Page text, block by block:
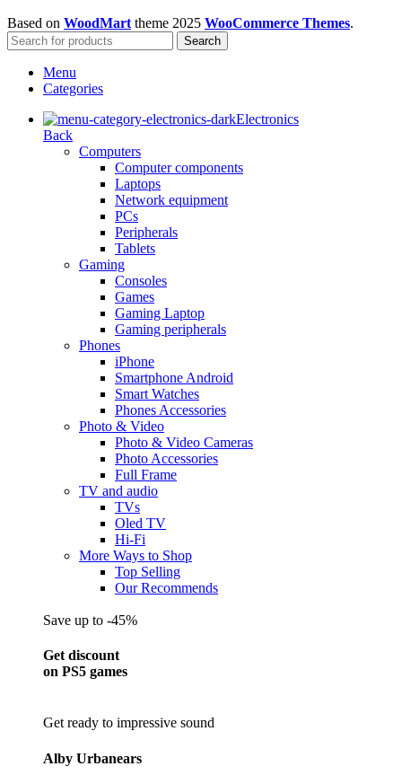
Based on WoodMart theme 2025 WooCommerce Themes.
Search
Menu
Categories
Electronics
Back
Computers
Computer components
Laptops
Network equipment
PCs
Peripherals
Tablets
Gaming
Consoles
Games
Gaming Laptop
Gaming peripherals
Phones
iPhone
Smartphone Android
Smart Watches
Phones Accessories
Photo & Video
Photo & Video Cameras
Photo Accessories
Full Frame
TV and audio
TVs
Oled TV
Hi-Fi
More Ways to Shop
Top Selling
Our Recommends
Save up to -45%
Get discount
on PS5 games
Get ready to impressive sound
Alby Urbanears